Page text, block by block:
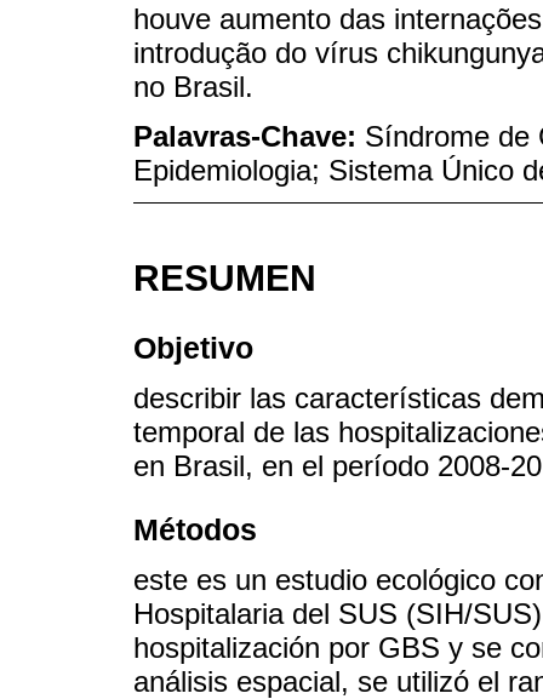
houve aumento das
introdução do vírus
no Brasil.
Palavras-Chave: Síndrome de
Epidemiologia; Sistema Único
RESUMEN
Objetivo
describir las características
temporal de las
en Brasil, en el período 2008-
Métodos
este es un estudio ecológico
Hospitalaria del SUS (SIH/
hospitalización por GBS y se
análisis espacial, se utilizó el